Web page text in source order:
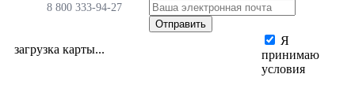
8 800 333-94-27
загрузка карты...
Я
принимаю
условия